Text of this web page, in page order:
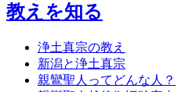
教えを知る
浄土真宗の教え
新潟と浄土真宗
親鸞聖人ってどんな人？